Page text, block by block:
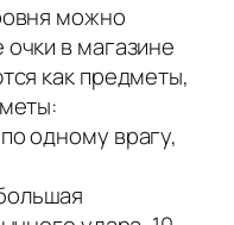
можно
в магазине
как предметы,
одному врагу,